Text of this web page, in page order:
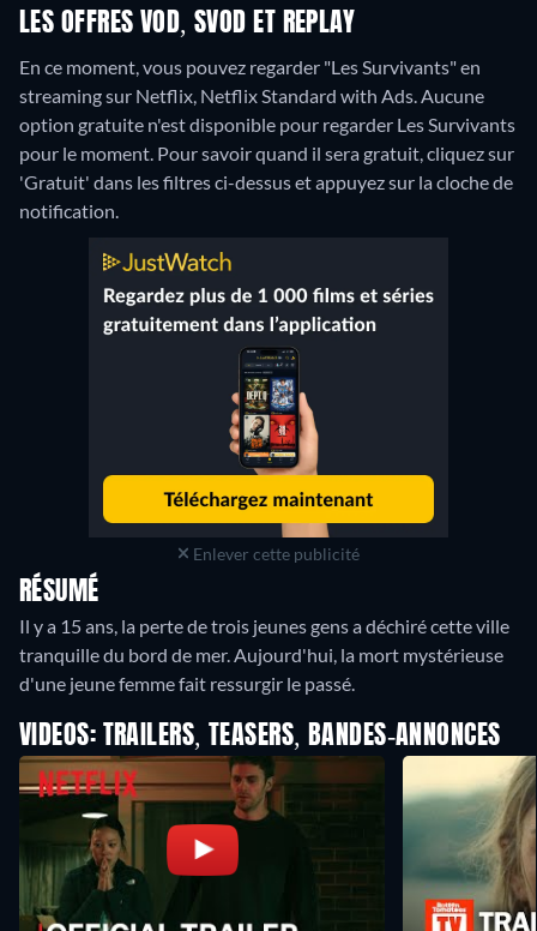
LES OFFRES VOD, SVOD ET REPLAY
En ce moment, vous pouvez regarder "Les Survivants" en
streaming sur Netflix, Netflix Standard with Ads. Aucune
option gratuite n'est disponible pour regarder Les Survivants
pour le moment. Pour savoir quand il sera gratuit, cliquez sur
'Gratuit' dans les filtres ci-dessus et appuyez sur la cloche de
notification.
Enlever cette publicité
RÉSUMÉ
Il y a 15 ans, la perte de trois jeunes gens a déchiré cette ville
tranquille du bord de mer. Aujourd'hui, la mort mystérieuse
d'une jeune femme fait ressurgir le passé.
VIDEOS: TRAILERS, TEASERS, BANDES-ANNONCES